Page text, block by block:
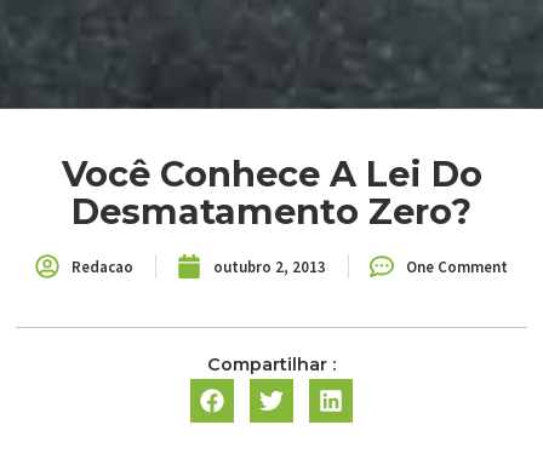
Você Conhece A Lei Do
Desmatamento Zero?
Redacao outubro 2, 2013 One Comment
Compartilhar :